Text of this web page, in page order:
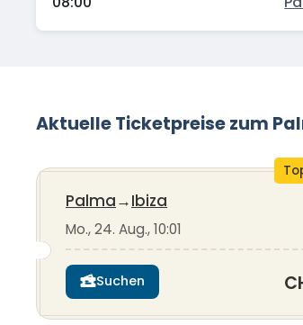
Aktuelle Ticketpreise zum
Palma→Ibiza
Mo., 24. Aug., 10:01
Suchen